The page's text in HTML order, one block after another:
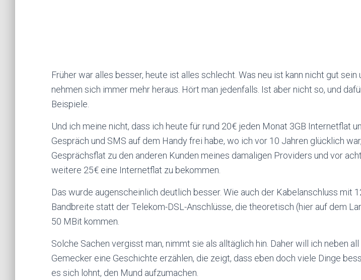
Früher war alles besser, heute ist alles schlecht. Was neu ist kann nicht gut sein
nehmen sich immer mehr heraus. Hört man jedenfalls. Ist aber nicht so, und
Beispiele.
Und ich meine nicht, dass ich heute für rund 20€ jeden Monat 3GB Internetflat
Gespräch und SMS auf dem Handy frei habe, wo ich vor 10 Jahren glücklich
Gesprächsflat zu den anderen Kunden meines damaligen Providers und vor
weitere 25€ eine Internetflat zu bekommen.
Das wurde augenscheinlich deutlich besser. Wie auch der Kabelanschluss mit
Bandbreite statt der Telekom-DSL-Anschlüsse, die theoretisch (hier auf dem
50 MBit kommen.
Solche Sachen vergisst man, nimmt sie als alltäglich hin. Daher will ich neben
Gemecker eine Geschichte erzählen, die zeigt, dass eben doch viele Dinge
es sich lohnt, den Mund aufzumachen.